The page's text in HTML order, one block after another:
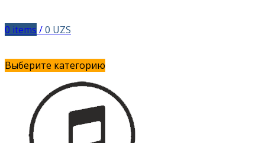
0 items /0 UZS
Выберите категорию